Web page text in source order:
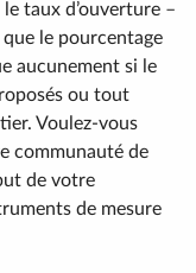
taux d’ouverture –
le pourcentage
aucunement si le
ou tout
Voulez-vous
communauté de
de votre
de mesure